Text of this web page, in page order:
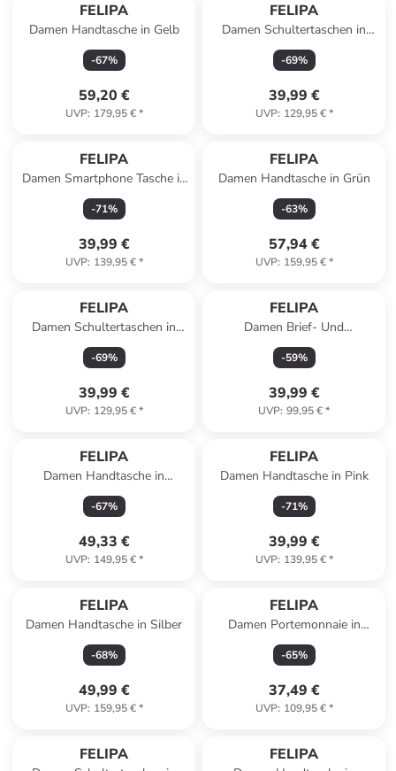
FELIPA
Damen Handtasche in Gelb
-67%
59,20 €
UVP: 179,95 €*
FELIPA
Damen Schultertaschen in
Hellblau
-69%
39,99 €
UVP: 129,95 €*
FELIPA
Damen Smartphone Tasche in
Pink
-71%
39,99 €
UVP: 139,95 €*
FELIPA
Damen Handtasche in Grün
-63%
57,94 €
UVP: 159,95 €*
FELIPA
Damen Schultertaschen in
Wollweiss
-69%
39,99 €
UVP: 129,95 €*
FELIPA
Damen Brief- Und
Handytasche Aus Leder in
Grün
-59%
39,99 €
UVP: 99,95 €*
FELIPA
Damen Handtasche in
Wollweiss
-67%
49,33 €
UVP: 149,95 €*
FELIPA
Damen Handtasche in Pink
-71%
39,99 €
UVP: 139,95 €*
FELIPA
Damen Handtasche in Silber
-68%
49,99 €
UVP: 159,95 €*
FELIPA
Damen Portemonnaie in
Schwarz Weiss
-65%
37,49 €
UVP: 109,95 €*
FELIPA FELIPA